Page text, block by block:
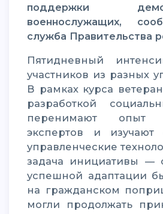
поддержки
военнослужащих,
служба Правительства
Пятидневный интенсив объединил
участников из разных
В рамках курса
разработкой
перенимают
экспертов и изучают
управленческие
задача инициативы —
успешной адаптации
на гражданском
могли продолжать